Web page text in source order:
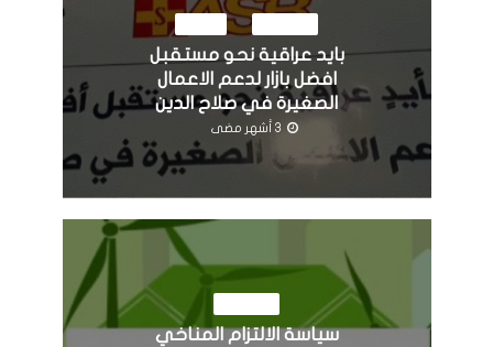
بايد عراقية نحو مستقبل
افضل بازار لدعم الاعمال
الصغيرة في صلاح الدين
3 أشهر مضى
سياسة الالتزام المناخي